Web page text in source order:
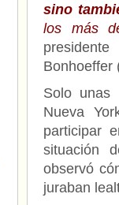
sino
los más
Bonhoeffer
Solo unas
Nueva
participar
situación
observó
juraban